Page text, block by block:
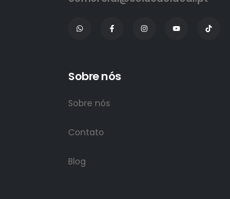
Sobre nós
Sobre nós
Contato
Blog